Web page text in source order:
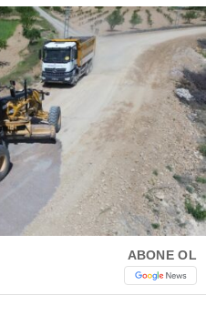
Facebook
Youtube
ABONE OL